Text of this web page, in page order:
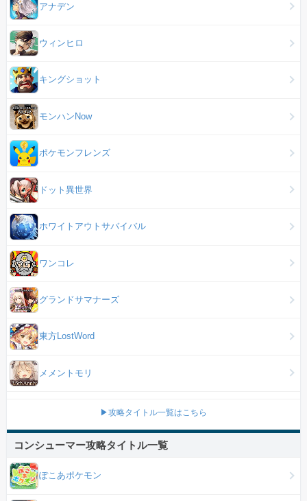
アナデン
ウィンヒロ
キングショット
モンハンNow
ポケモンフレンズ
ドット異世界
ホワイトアウトサバイバル
ワンコレ
グランドサマナーズ
東方LostWord
メメントモリ
▶攻略タイトル一覧はこちら
コンシューマー攻略タイトル一覧
ぽこあポケモン